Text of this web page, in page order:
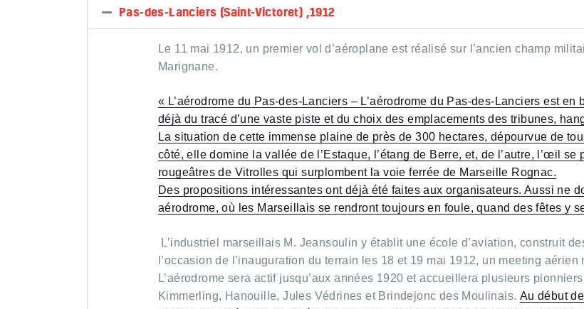
Pas-des-Lanciers (Saint-Victoret) ,1912
Le 11 mai 1912, un premier vol d’aéroplane est réalisé sur l’ancien champ
Marignane.
« L’aérodrome du Pas-des-Lanciers – L’aérodrome du Pas-des-Lanciers est en
déjà du tracé d’une vaste piste et du choix des emplacements des tribunes,
La situation de cette immense plaine de près de 300 hectares, dépourvue de
côté, elle domine la vallée de l’Estaque, l’étang de Berre, et, de l’autre, l’œil
rougeâtres de Vitrolles qui surplombent la voie ferrée de Marseille Rognac.
Des propositions intéressantes ont déjà été faites aux organisateurs. Aussi ne
aérodrome, où les Marseillais se rendront toujours en foule, quand des fêtes y
L’industriel marseillais M. Jeansoulin y établit une école d’aviation, construit
l’occasion de l’inauguration du terrain les 18 et 19 mai 1912, un meeting
L’aérodrome sera actif jusqu’aux années 1920 et accueillera plusieurs
Kimmerling, Hanouille, Jules Védrines et Brindejonc des Moulinais. Au début